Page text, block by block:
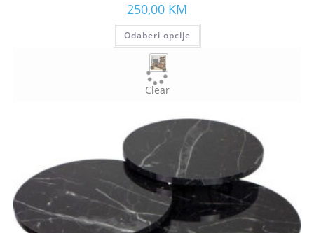
250,00 KM
Odaberi opcije
Clear